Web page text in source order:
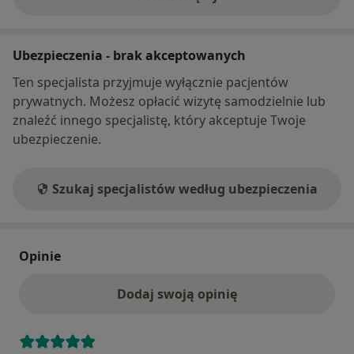
o adresie
Ubezpieczenia - brak akceptowanych
Ten specjalista przyjmuje wyłącznie pacjentów
prywatnych. Możesz opłacić wizytę samodzielnie lub
znaleźć innego specjalistę, który akceptuje Twoje
ubezpieczenie.
Szukaj specjalistów według ubezpieczenia
Opinie
Dodaj swoją opinię